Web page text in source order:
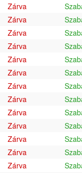
Zárva
Zárva
Zárva
Zárva
Zárva
Zárva
Zárva
Zárva
Zárva
Zárva
Zárva
Zárva
Zárva